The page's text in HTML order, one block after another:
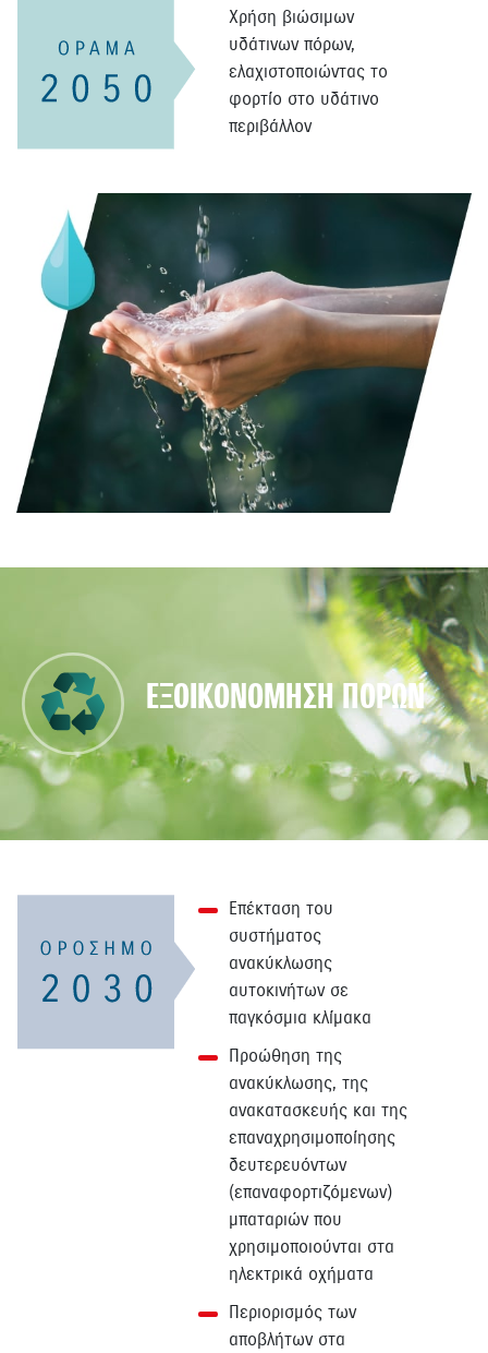
Χρήση βιώσιμων
υδάτινων πόρων,
ελαχιστοποιώντας το
φορτίο στο υδάτινο
περιβάλλον
ΕΞΟΙΚΟΝΟΜΗΣΗ ΠΟΡΩΝ
Επέκταση του
συστήματος
ανακύκλωσης
αυτοκινήτων σε
παγκόσμια κλίμακα
Προώθηση της
ανακύκλωσης, της
ανακατασκευής και της
επαναχρησιμοποίησης
δευτερευόντων
(επαναφορτιζόμενων)
μπαταριών που
χρησιμοποιούνται στα
ηλεκτρικά οχήματα
Περιορισμός των
αποβλήτων στα